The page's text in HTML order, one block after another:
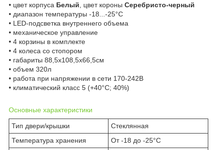
• цвет корпуса Белый , цвет короны Серебристо-черный
• диапазон температуры -18...-25°C
• LED-подсветка внутреннего объема
• механическое управление
• 4 корзины в комплекте
• 4 колеса со стопором
• габариты 88,5x108,5x66,5см
• объем 320л
• работа при напряжении в сети 170-242В
• климатический класс 5 (+40°С; 40%)
Основные характеристики
Тип двери/крышки
Стеклянная
Температура хранения
От -18 до -25°C